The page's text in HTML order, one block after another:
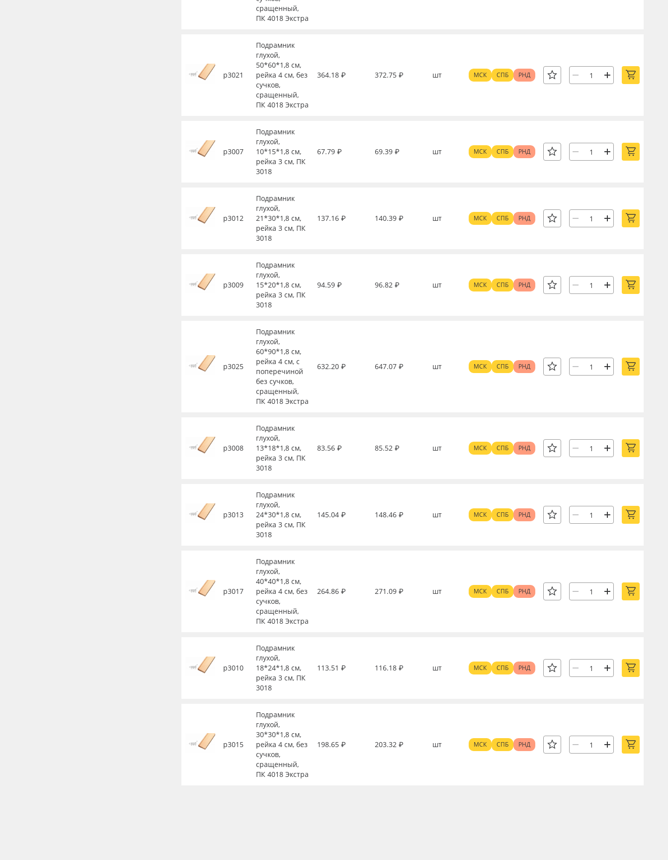
сращенный,
ПК 4018 Экстра
р3021
Подрамник
глухой,
50*60*1,8 см,
рейка 4 см, без
сучков,
сращенный,
ПК 4018 Экстра
364.18 ₽ 372.75 ₽ шт МСК СПБ РНД
р3007
Подрамник
глухой,
10*15*1,8 см,
рейка 3 см, ПК
3018
67.79 ₽ 69.39 ₽ шт МСК СПБ РНД
р3012
Подрамник
глухой,
21*30*1,8 см,
рейка 3 см, ПК
3018
137.16 ₽ 140.39 ₽ шт МСК СПБ РНД
р3009
Подрамник
глухой,
15*20*1,8 см,
рейка 3 см, ПК
3018
94.59 ₽ 96.82 ₽ шт МСК СПБ РНД
р3025
Подрамник
глухой,
60*90*1,8 см,
рейка 4 см, с
поперечиной
без сучков,
сращенный,
ПК 4018 Экстра
632.20 ₽ 647.07 ₽ шт МСК СПБ РНД
р3008
Подрамник
глухой,
13*18*1,8 см,
рейка 3 см, ПК
3018
83.56 ₽ 85.52 ₽ шт МСК СПБ РНД
р3013
Подрамник
глухой,
24*30*1,8 см,
рейка 3 см, ПК
3018
145.04 ₽ 148.46 ₽ шт МСК СПБ РНД
р3017
Подрамник
глухой,
40*40*1,8 см,
рейка 4 см, без
сучков,
сращенный,
ПК 4018 Экстра
264.86 ₽ 271.09 ₽ шт МСК СПБ РНД
р3010
Подрамник
глухой,
18*24*1,8 см,
рейка 3 см, ПК
3018
113.51 ₽ 116.18 ₽ шт МСК СПБ РНД
р3015
Подрамник
глухой,
30*30*1,8 см,
рейка 4 см, без
сучков,
сращенный,
ПК 4018 Экстра
198.65 ₽ 203.32 ₽ шт МСК СПБ РНД